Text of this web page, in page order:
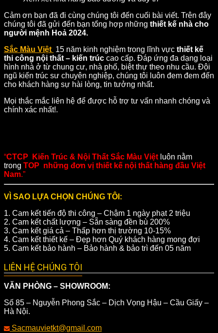
Cảm ơn bạn đã đi cùng chúng tôi đến cuối bài viết. Trên đây
chúng tôi đã gửi đến bạn tổng hợp những thiết kế nhà cho
người mệnh Hoả 2024.
Sắc Màu Việt 15 năm kinh nghiệm trong lĩnh vực thiết kế
thi công nội thất – kiến trúc cao cấp. Đáp ứng đa dạng loại
hình nhà ở từ chung cư, nhà phố, biệt thự theo nhu cầu. Đội
ngũ kiến trúc sư chuyên nghiệp, chúng tôi luôn đem đem đến
cho khách hàng sự hài lòng, tin tưởng nhất.
Mọi thắc mắc liên hệ để được hỗ trợ tư vấn nhanh chóng và
chính xác nhất!.
“CTCP Kiến Trúc & Nội Thất Sắc Màu Việt luôn nằm
trong TOP những đơn vị thiết kế nội thất hàng đầu Việt
Nam.”
VÌ SAO LỰA CHỌN CHÚNG TÔI:
1. Cam kết tiến độ thi công – Chậm 1 ngày phạt 2 triệu
2. Cam kết chất lượng – Sẵn sàng đền bù 200%
3. Cam kết giá cả – Thấp hơn thị trường 10-15%
4. Cam kết thiết kế – Đẹp hơn Quý khách hàng mong đợi
5. Cam kết bảo hành – Bảo hành & bảo trì đến 05 năm
LIÊN HỆ CHÚNG TÔI
VĂN PHÒNG – SHOWROOM:
Số 85 – Nguyễn Phong Sắc – Dịch Vọng Hậu – Cầu Giấy –
Hà Nội.
Sacmauvietkt@gmail.com